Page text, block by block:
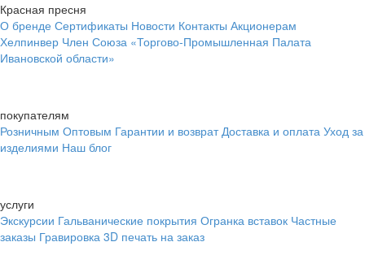
Красная пресня
О бренде Сертификаты Новости Контакты Акционерам
Хелпинвер Член Союза «Торгово-Промышленная Палата
Ивановской области»
покупателям
Розничным Оптовым Гарантии и возврат Доставка и оплата Уход за
изделиями Наш блог
услуги
Экскурсии Гальванические покрытия Огранка вставок Частные
заказы Гравировка 3D печать на заказ